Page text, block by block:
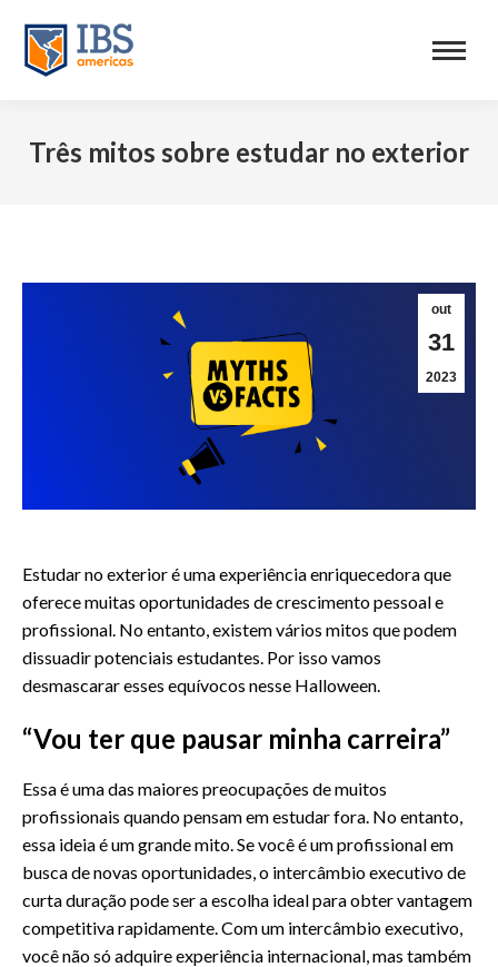
Três mitos sobre estudar no exterior
out
31
2023
Estudar no exterior é uma experiência enriquecedora que
oferece muitas oportunidades de crescimento pessoal e
profissional. No entanto, existem vários mitos que podem
dissuadir potenciais estudantes. Por isso vamos
desmascarar esses equívocos nesse Halloween.
“Vou ter que pausar minha carreira”
Essa é uma das maiores preocupações de muitos
profissionais quando pensam em estudar fora. No entanto,
essa ideia é um grande mito. Se você é um profissional em
busca de novas oportunidades, o intercâmbio executivo de
curta duração pode ser a escolha ideal para obter vantagem
competitiva rapidamente. Com um intercâmbio executivo,
você não só adquire experiência internacional, mas também